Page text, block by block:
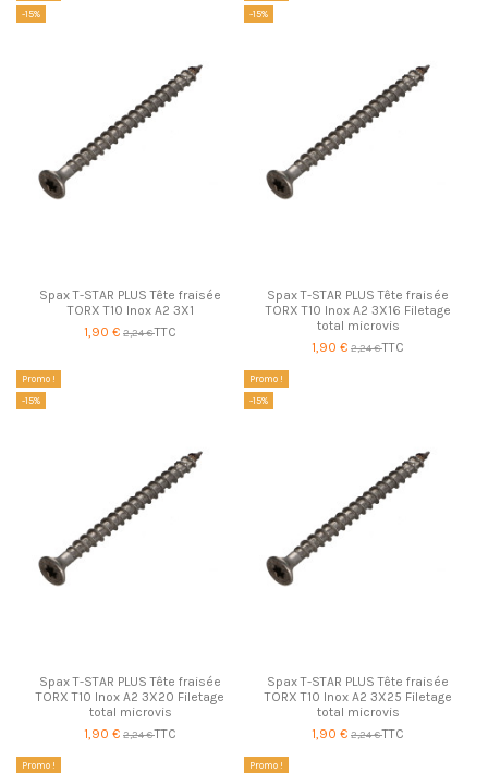
-15%
Spax T-STAR PLUS Tête fraisée
TORX T10 Inox A2 3X1
1,90 € 2,24 €TTC
-15%
Spax T-STAR PLUS Tête fraisée
TORX T10 Inox A2 3X16 Filetage
total microvis
1,90 € 2,24 €TTC
Promo !
-15%
Spax T-STAR PLUS Tête fraisée
TORX T10 Inox A2 3X20 Filetage
total microvis
1,90 € 2,24 €TTC
Promo !
-15%
Spax T-STAR PLUS Tête fraisée
TORX T10 Inox A2 3X25 Filetage
total microvis
1,90 € 2,24 €TTC
Promo !
Promo !